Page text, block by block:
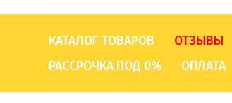
КАТАЛОГ ТОВАРОВ ОТЗЫВЫ
РАССРОЧКА ПОД 0%
ОПЛАТА